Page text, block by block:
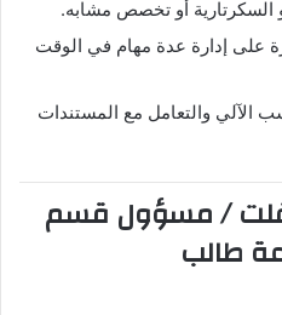
السكرتارية أو تخصص مشابه.
على إدارة عدة مهام في الوقت
الآلي والتعامل مع المستندات
/ مسؤول قسم
طالب